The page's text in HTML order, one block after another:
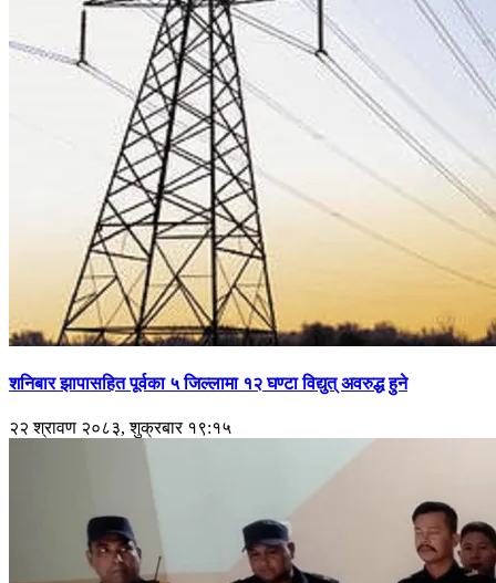
शनिबार झापासहित पूर्वका ५ जिल्लामा १२ घण्टा विद्युत् अवरुद्ध हुने
२२ श्रावण २०८३, शुक्रबार १९:१५